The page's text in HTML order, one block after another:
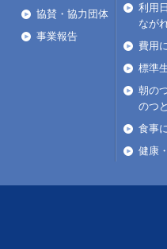
協賛・協力団体
事業報告
利用
なが
費用
標準
朝の
のつ
食事
健康